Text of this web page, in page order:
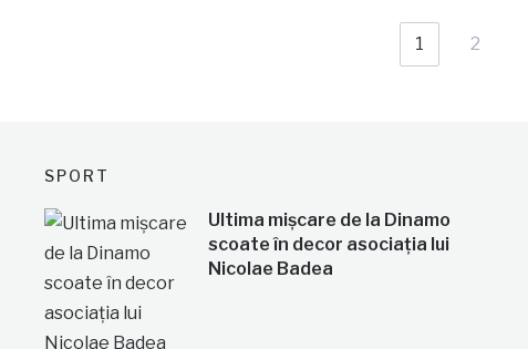
1 2
SPORT
Ultima mișcare de la Dinamo
scoate în decor asociația lui
Nicolae Badea